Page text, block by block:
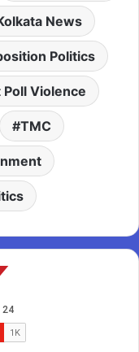
News
Politics
Poll Violence
TMC